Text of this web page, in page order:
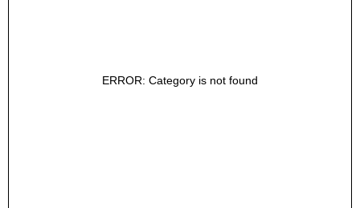
ERROR: Category is not found